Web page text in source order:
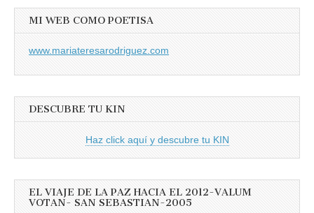
MI WEB COMO POETISA
www.mariateresarodriguez.com
DESCUBRE TU KIN
Haz click aquí y descubre tu KIN
EL VIAJE DE LA PAZ HACIA EL 2012-VALUM
VOTAN- SAN SEBASTIAN-2005